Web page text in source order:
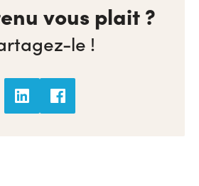
vous plait ?
le !